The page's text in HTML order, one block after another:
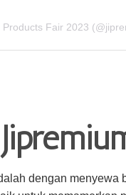
dengan menyewa